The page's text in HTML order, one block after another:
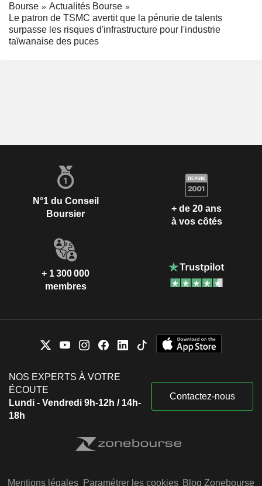
Bourse
Actualités Bourse
Le patron de TSMC avertit que la pénurie de talents
surpasse les risques d'infrastructure pour l'industrie
taïwanaise des puces
N°1 du Conseil
Boursier
+ de 20 ans
à vos côtés
+ 1 300 000
membres
NOS EXPERTS À VOTRE
ÉCOUTE
Lundi - Vendredi 9h-12h / 14h-
18h
Contactez-nous
Mentions légales Paramétrer les cookies Blog Zonebourse